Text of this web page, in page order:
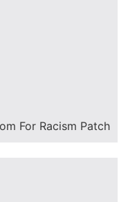
For Racism Patch